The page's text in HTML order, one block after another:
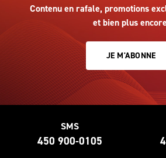
Contenu en rafale, promotions
et bien plus
JE M'ABONNE
SMS
450 900-0105